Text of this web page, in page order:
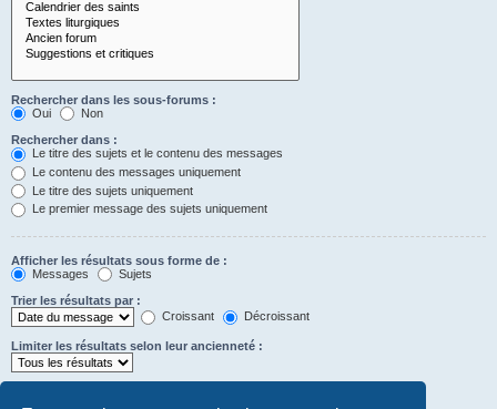
Rechercher dans les sous-forums :
Oui
Non
Rechercher dans :
Le titre des sujets et le contenu des messages
Le contenu des messages uniquement
Le titre des sujets uniquement
Le premier message des sujets uniquement
Afficher les résultats sous forme de :
Messages
Sujets
Trier les résultats par :
Croissant
Décroissant
Limiter les résultats selon leur ancienneté :